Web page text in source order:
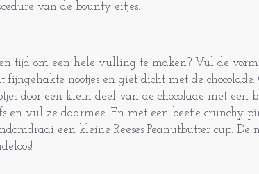
van de bounty eitjes.
tijd om een hele vulling te maken? Vul de
fijngehakte nootjes en giet dicht met de
door een klein deel van de chocolade met een
en vul ze daarmee. En met een beetje crunchy
een kleine Reeses Peanutbutter cup. De